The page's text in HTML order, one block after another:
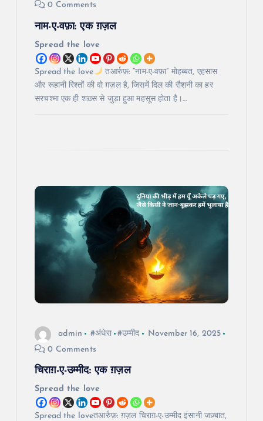
0 Comments
नाम-ए-वफ़ा: एक ग़ज़ल
Spread the love
Spread the love
तआर्रुफ़: “नाम-ए-वफ़ा” मोहब्बत, एहसास
और रूहानी रिश्तों की वो ग़ज़ल है, जिसमें दिल की रौशनी का हर
सरचश्मा एक ही शख़्स से जुड़ा हुआ महसूस होता है।…
admin #अंधेरा #उम्मीद
November 16, 2025
0 Comments
चिराग़-ए-उम्मीद: एक ग़ज़ल
Spread the love
Spread the loveतआर्रुफ़: ग़ज़ल चिराग़-ए-उम्मीद इंसानी जज़्बात,